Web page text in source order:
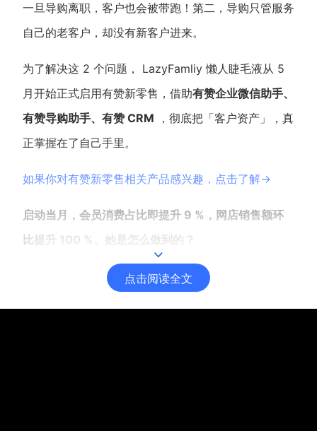
社群交流
合作共进
入驻有赞
认证服务商 设计服务商
有赞云 数据通服务
一旦导购离职，客户也会被带跑！第二，导购只管服务
自己的老客户，却没有新客户进来。
为了解决这 2 个问题， LazyFamliy 懒人睫毛液从 5
月开始正式启用有赞新零售，借助有赞企业微信助手、
有赞导购助手、有赞 CRM ，彻底把「客户资产」，真
正掌握在了自己手里。
如果你对有赞新零售相关产品感兴趣，点击了解→
启动当月，会员消费占比即提升 9 %，网店销售额环
比提升 100 %。她是怎么做到的？
点击阅读全文